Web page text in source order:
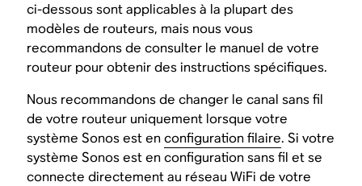
ci-dessous sont applicables à la plupart des
modèles de routeurs, mais nous vous
recommandons de consulter le manuel de votre
routeur pour obtenir des instructions spécifiques.
Nous recommandons de changer le canal sans fil
de votre routeur uniquement lorsque votre
système Sonos est enconfiguration filaire. Si votre
système Sonos est en configuration sans fil et se
connecte directement au réseau WiFi de votre